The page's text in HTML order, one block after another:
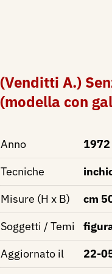
(Venditti A.)
(modella con
Anno
Tecniche
Misure (H x B)
cm
Soggetti / Temi
Aggiornato il
22-